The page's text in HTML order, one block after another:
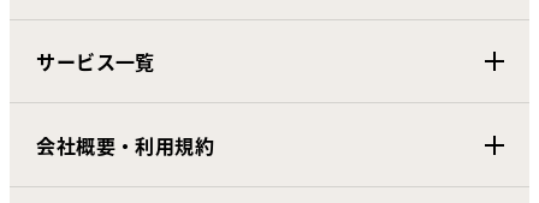
サービス一覧
会社概要・利用規約